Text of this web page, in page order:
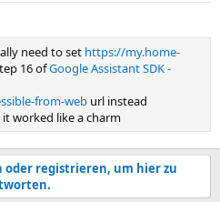
need to set https://my.home-
16 ofGoogle Assistant SDK -
from-web url instead
worked like a charm
oder registrieren, um hier zu